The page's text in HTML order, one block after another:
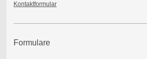
Kontaktformular
Formulare